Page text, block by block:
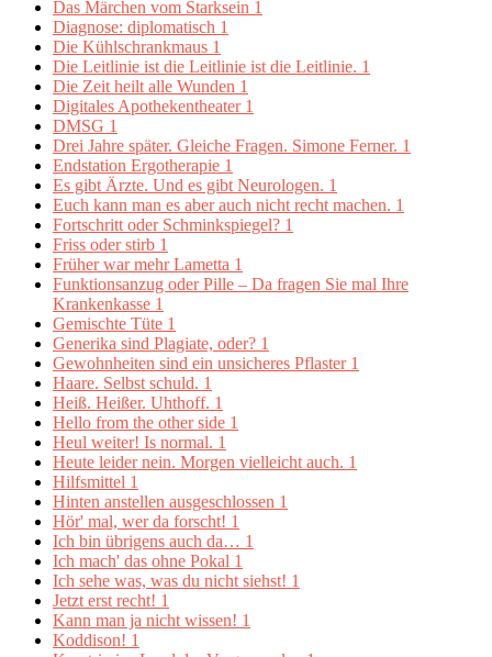
Das Märchen vom Starksein 1
Diagnose: diplomatisch 1
Die Kühlschrankmaus 1
Die Leitlinie ist die Leitlinie ist die Leitlinie. 1
Die Zeit heilt alle Wunden 1
Digitales Apothekentheater 1
DMSG 1
Drei Jahre später. Gleiche Fragen. Simone Ferner. 1
Endstation Ergotherapie 1
Es gibt Ärzte. Und es gibt Neurologen. 1
Euch kann man es aber auch nicht recht machen. 1
Fortschritt oder Schminkspiegel? 1
Friss oder stirb 1
Früher war mehr Lametta 1
Funktionsanzug oder Pille – Da fragen Sie mal Ihre
Krankenkasse 1
Gemischte Tüte 1
Generika sind Plagiate, oder? 1
Gewohnheiten sind ein unsicheres Pflaster 1
Haare. Selbst schuld. 1
Heiß. Heißer. Uhthoff. 1
Hello from the other side 1
Heul weiter! Is normal. 1
Heute leider nein. Morgen vielleicht auch. 1
Hilfsmittel 1
Hinten anstellen ausgeschlossen 1
Hör' mal, wer da forscht! 1
Ich bin übrigens auch da… 1
Ich mach' das ohne Pokal 1
Ich sehe was, was du nicht siehst! 1
Jetzt erst recht! 1
Kann man ja nicht wissen! 1
Koddison! 1